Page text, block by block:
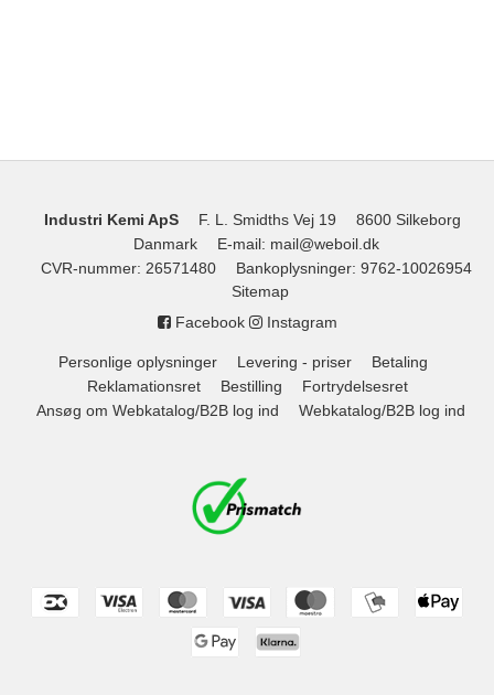
Industri Kemi ApS F. L. Smidths Vej 19
8600 Silkeborg
Danmark
E-mail: mail@weboil.dk
CVR-nummer: 26571480 Bankoplysninger: 9762-10026954
Sitemap
Facebook
Instagram
Personlige oplysninger Levering - priser
Betaling
Reklamationsret
Bestilling
Fortrydelsesret
Ansøg om Webkatalog/B2B log ind
Webkatalog/B2B log ind